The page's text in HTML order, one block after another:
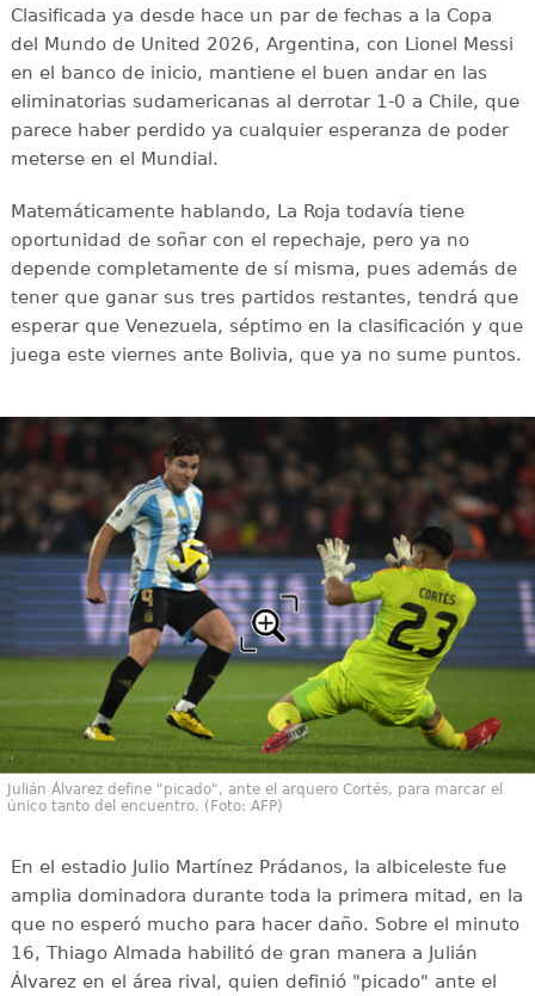
Clasificada ya desde hace un par de fechas a la Copa
del Mundo de United 2026, Argentina, con Lionel Messi
en el banco de inicio, mantiene el buen andar en las
eliminatorias sudamericanas al derrotar 1-0 a Chile, que
parece haber perdido ya cualquier esperanza de poder
meterse en el Mundial.
Matemáticamente hablando, La Roja todavía tiene
oportunidad de soñar con el repechaje, pero ya no
depende completamente de sí misma, pues además de
tener que ganar sus tres partidos restantes, tendrá que
esperar que Venezuela, séptimo en la clasificación y que
juega este viernes ante Bolivia, que ya no sume puntos.
Julián Álvarez define "picado", ante el arquero Cortés, para marcar el
único tanto del encuentro. (Foto: AFP)
En el estadio Julio Martínez Prádanos, la albiceleste fue
amplia dominadora durante toda la primera mitad, en la
que no esperó mucho para hacer daño. Sobre el minuto
16, Thiago Almada habilitó de gran manera a Julián
Álvarez en el área rival, quien definió "picado" ante el